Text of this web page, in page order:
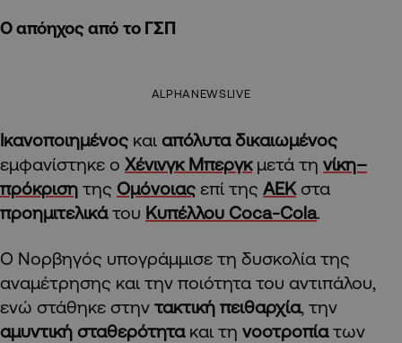
Ο απόηχος από το ΓΣΠ
ALPHANEWSLIVE
Ικανοποιημένος και απόλυτα δικαιωμένος
εμφανίστηκε ο Χένινγκ Μπεργκμετά τη νίκη–
πρόκριση της Ομόνοιας επί της ΑΕΚστα
προημιτελικάτου Κυπέλλου Coca-Cola.
Ο Νορβηγός υπογράμμισε τη δυσκολία της
αναμέτρησης και την ποιότητα του αντιπάλου,
ενώ στάθηκε στην τακτική πειθαρχία, την
αμυντική σταθερότητα και τη νοοτροπίατων